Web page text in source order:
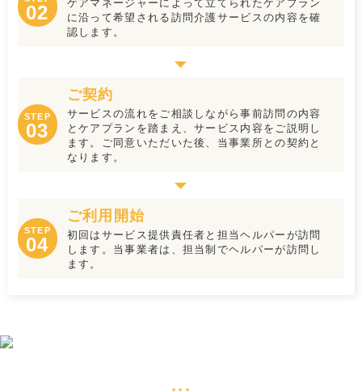
02
ケアマネージャーによって立てられたケアプラン
に沿って希望される訪問介護サービスの内容を確
認します。
STEP
03
ご契約
サービスの流れをご相談しながら事前訪問の内容
とケアプランを踏まえ、サービス内容をご説明し
ます。ご同意いただいた後、当事業所との契約と
なります。
STEP
04
ご利用開始
初回はサービス提供責任者と担当ヘルパーが訪問
します。当事業者は、担当制でヘルパーが訪問し
ます。